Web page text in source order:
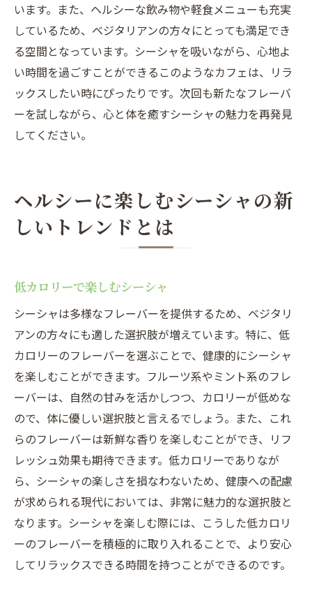
います。また、ヘルシーな飲み物や軽食メニューも充実
しているため、ベジタリアンの方々にとっても満足でき
る空間となっています。シーシャを吸いながら、心地よ
い時間を過ごすことができるこのようなカフェは、リラ
ックスしたい時にぴったりです。次回も新たなフレーバ
ーを試しながら、心と体を癒すシーシャの魅力を再発見
してください。
ヘルシーに楽しむシーシャの新
しいトレンドとは
低カロリーで楽しむシーシャ
シーシャは多様なフレーバーを提供するため、ベジタリ
アンの方々にも適した選択肢が増えています。特に、低
カロリーのフレーバーを選ぶことで、健康的にシーシャ
を楽しむことができます。フルーツ系やミント系のフレ
ーバーは、自然の甘みを活かしつつ、カロリーが低めな
ので、体に優しい選択肢と言えるでしょう。また、これ
らのフレーバーは新鮮な香りを楽しむことができ、リフ
レッシュ効果も期待できます。低カロリーでありなが
ら、シーシャの楽しさを損なわないため、健康への配慮
が求められる現代においては、非常に魅力的な選択肢と
なります。シーシャを楽しむ際には、こうした低カロリ
ーのフレーバーを積極的に取り入れることで、より安心
してリラックスできる時間を持つことができるのです。